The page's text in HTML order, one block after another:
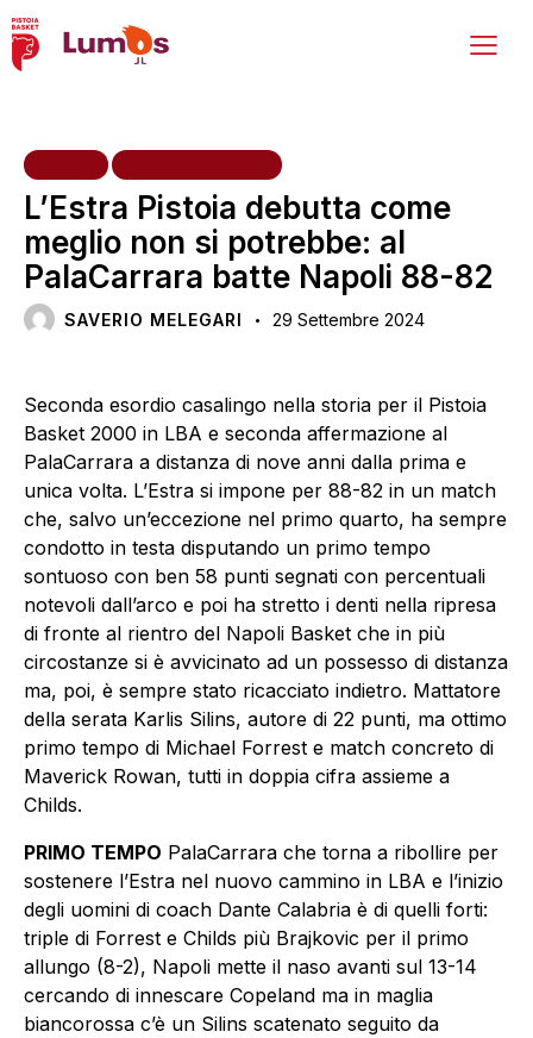
L’Estra Pistoia debutta come
meglio non si potrebbe: al
PalaCarrara batte Napoli 88-82
SAVERIO MELEGARI 29 Settembre 2024
Seconda esordio casalingo nella storia per il Pistoia
Basket 2000 in LBA e seconda affermazione al
PalaCarrara a distanza di nove anni dalla prima e
unica volta. L’Estra si impone per 88-82 in un match
che, salvo un’eccezione nel primo quarto, ha sempre
condotto in testa disputando un primo tempo
sontuoso con ben 58 punti segnati con percentuali
notevoli dall’arco e poi ha stretto i denti nella ripresa
di fronte al rientro del Napoli Basket che in più
circostanze si è avvicinato ad un possesso di distanza
ma, poi, è sempre stato ricacciato indietro. Mattatore
della serata Karlis Silins, autore di 22 punti, ma ottimo
primo tempo di Michael Forrest e match concreto di
Maverick Rowan, tutti in doppia cifra assieme a
Childs.
PRIMO TEMPO PalaCarrara che torna a ribollire per
sostenere l’Estra nel nuovo cammino in LBA e l’inizio
degli uomini di coach Dante Calabria è di quelli forti:
triple di Forrest e Childs più Brajkovic per il primo
allungo (8-2), Napoli mette il naso avanti sul 13-14
cercando di innescare Copeland ma in maglia
biancorossa c’è un Silins scatenato seguito da